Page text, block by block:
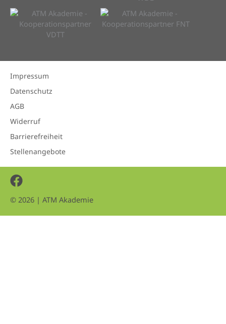
Impressum
Datenschutz
AGB
Widerruf
Barrierefreiheit
Stellenangebote
© 2026 | ATM Akademie
Facebook